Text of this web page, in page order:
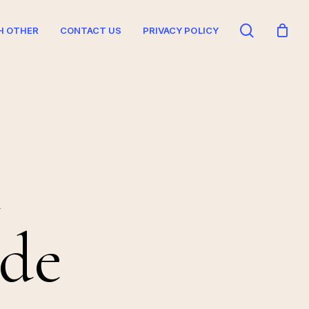
OTHER CONTACT US PRIVACY POLICY search